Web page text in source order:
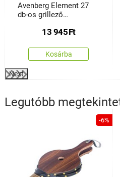
Avenberg Element 27
db-os grillező
13 945Ft
Kosárba
Next
Legutóbb
-6%